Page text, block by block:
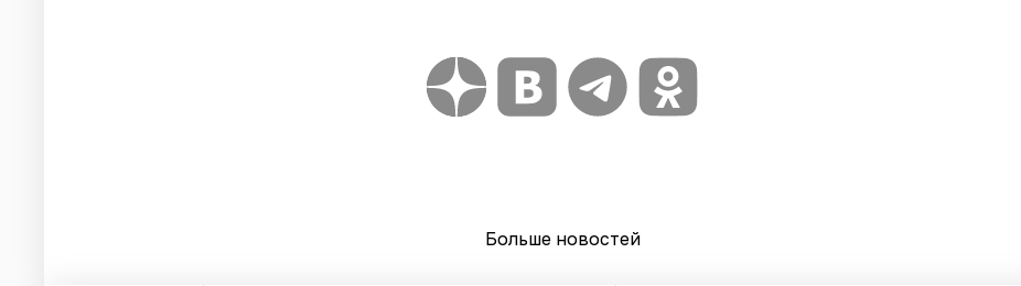
Больше новостей